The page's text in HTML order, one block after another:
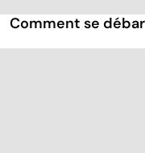
Comment se